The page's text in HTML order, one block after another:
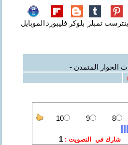
بنترست تمبلر بلوكر فليبورد الموبايل
الحوار المتمدن -